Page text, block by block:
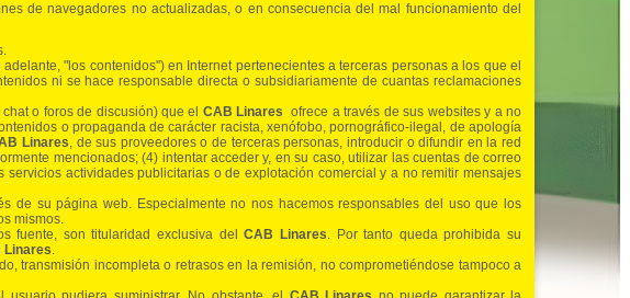
de navegadores no actualizadas, o en consecuencia del mal funcionamiento del
"los contenidos") en Internet pertenecientes a terceras personas a los que el
ni se hace responsable directa o subsidiariamente de cuantas reclamaciones
o foros de discusión) que el CAB Linares ofrece a través de sus websites y a no
o propaganda de carácter racista, xenófobo, pornográfico-ilegal, de apología
Linares, de sus proveedores o de terceras personas, introducir o difundir en la red
mencionados; (4) intentar acceder y, en su caso, utilizar las cuentas de correo
actividades publicitarias o de explotación comercial y a no remitir mensajes
de su página web. Especialmente no nos hacemos responsables del uso que los
mismos.
fuente, son titularidad exclusiva delCAB Linares. Por tanto queda prohibida su
Linares.
transmisión incompleta o retrasos en la remisión, no comprometiéndose tampoco a